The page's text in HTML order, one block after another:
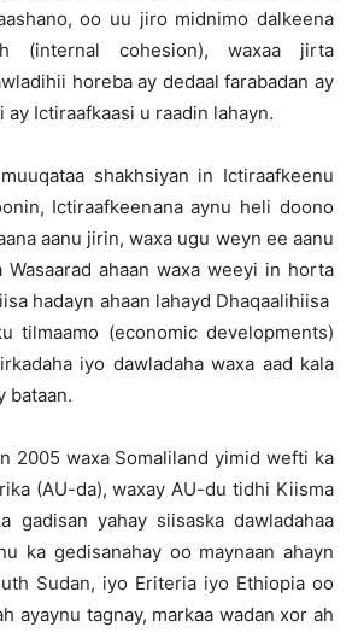
oo uu jiro midnimo dalkeena
(internal cohesion), waxaa jirta
horeba ay dedaal farabadan ay
ay Ictiraafkaasi u raadin lahayn.
shakhsiyan in Ictiraafkeenu
Ictiraafkeenana aynu heli doono
aanu jirin, waxa ugu weyn ee aanu
Wasaarad ahaan waxa weeyi in horta
hadayn ahaan lahayd Dhaqaalihiisa
tilmaamo (economic developments)
iyo dawladaha waxa aad kala
bataan.
2005 waxa Somaliland yimid wefti ka
(AU-da), waxay AU-du tidhi Kiisma
gadisan yahay siisaska dawladahaa
ka gedisanahay oo maynaan ahayn
Sudan, iyo Eriteria iyo Ethiopia oo
ayaynu tagnay, markaa wadan xor ah